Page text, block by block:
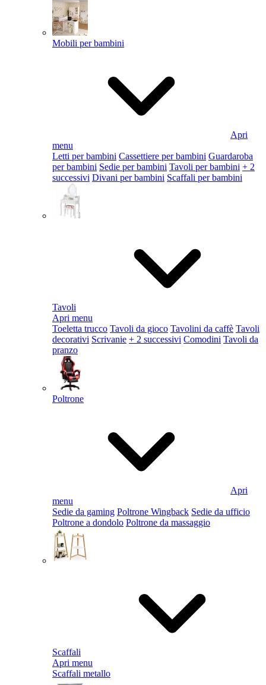
Mobili per bambini
Apri
menu
Letti per bambini Cassettiere per bambini Guardaroba
per bambini Sedie per bambini Tavoli per bambini + 2
successivi Divani per bambini Scaffali per bambini
Tavoli
Apri menu
Toeletta trucco Tavoli da gioco Tavolini da caffè Tavoli
decorativi Scrivanie + 2 successivi Comodini Tavoli da
pranzo
Poltrone
Apri
menu
Sedie da gaming Poltrone Wingback Sedie da ufficio
Poltrone a dondolo Poltrone da massaggio
Scaffali
Apri menu
Scaffali metallo